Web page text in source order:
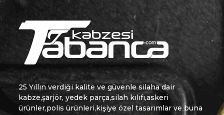
25 Yıllın verdiği kalite ve güvenle silaha dair
kabze,şarjör, yedek parça,silah kılıfı,askeri
ürünler,polis ürünleri,kişiye özel tasarımlar ve buna